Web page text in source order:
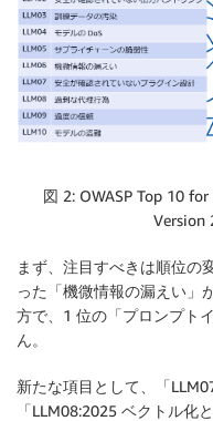
図 2: OWASP Top 10
Version
まず、注目すべきは順位の
った「機微情報の漏えい」
方で、1 位の「プロンプト
ん。
新たな項目として、「
「LLM08:2025 ベクトル化